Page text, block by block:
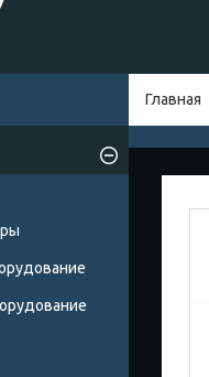
Главная